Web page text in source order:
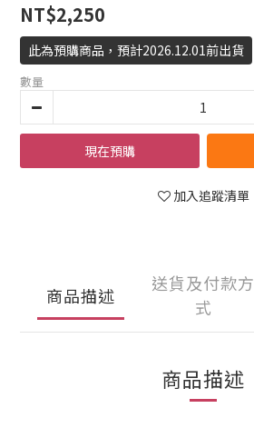
NT$2,250
此為預購商品，預計2026.12.01前出貨
數量
現在預購
加入追蹤清單
商品描述
送貨及付款方
式
商品描述